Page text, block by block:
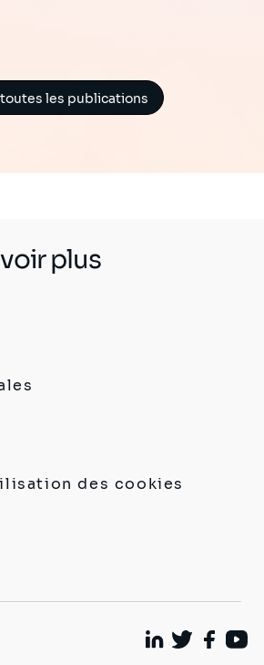
les publications
plus
des cookies
Linkedin
Twitter